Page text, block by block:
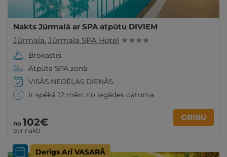
Nakts Jūrmalā ar SPA atpūtu DIVIEM
Jūrmala, Jūrmala SPA Hotel ★ ★ ★ ★
Brokastis
Atpūta SPA zonā
VISĀS NEDĒĻAS DIENĀS
Ir spēkā 12 mēn. no iegādes datuma
no 102€
par nakti
GRIBU
Derīgs Arī VASARĀ